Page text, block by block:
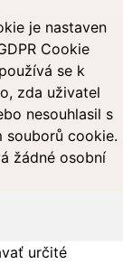
je nastaven
Cookie
se k
zda uživatel
nesouhlasil s
souborů cookie.
žádné osobní
určité